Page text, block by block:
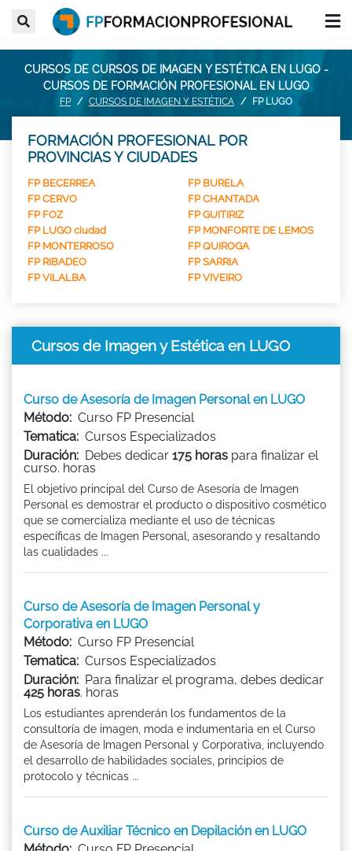
CURSOS DE CURSOS DE IMAGEN Y ESTÉTICA EN LUGO -
CURSOS DE FORMACIÓN PROFESIONAL EN LUGO
FP CURSOS DE IMAGEN Y ESTÉTICA FP LUGO
FORMACIÓN PROFESIONAL POR
PROVINCIAS Y CIUDADES
FP BECERREA
FP BURELA
FP CERVO
FP CHANTADA
FP FOZ
FP GUITIRIZ
FP LUGO ciudad
FP MONFORTE DE LEMOS
FP MONTERROSO
FP QUIROGA
FP RIBADEO
FP SARRIA
FP VILALBA
FP VIVEIRO
Cursos de Imagen y Estética en LUGO
Curso de Asesoría de Imagen Personal en LUGO
Método: Curso FP Presencial
Tematica: Cursos Especializados
Duración: Debes dedicar 175 horas para finalizar el
curso. horas
El objetivo principal del Curso de Asesoría de Imagen
Personal es demostrar el producto o dispositivo cosmético
que se comercializa mediante el uso de técnicas
específicas de Imagen Personal, asesorando y resaltando
las cualidades ...
Curso de Asesoría de Imagen Personal y
Corporativa en LUGO
Método: Curso FP Presencial
Tematica: Cursos Especializados
Duración: Para finalizar el programa, debes dedicar
425 horas. horas
Los estudiantes aprenderán los fundamentos de la
consultoría de imagen, moda e indumentaria en el Curso
de Asesoría de Imagen Personal y Corporativa, incluyendo
el desarrollo de habilidades sociales, principios de
protocolo y técnicas ...
Curso de Auxiliar Técnico en Depilación en LUGO